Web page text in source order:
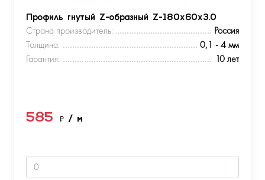
Профиль гнутый Z-образный Z-180х60х3.0
Страна производитель:
Россия
Толщина:
0,1 - 4 мм
Гарантия:
10 лет
585 ₽ / м